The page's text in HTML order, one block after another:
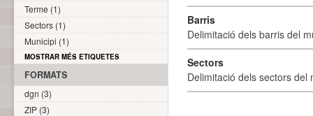
Barris
Delimitació dels barris del
Sectors
Delimitació dels sectors del
Terme (1)
Sectors (1)
Municipi (1)
MOSTRAR MÉS ETIQUETES
FORMATS
dgn (3)
ZIP (3)